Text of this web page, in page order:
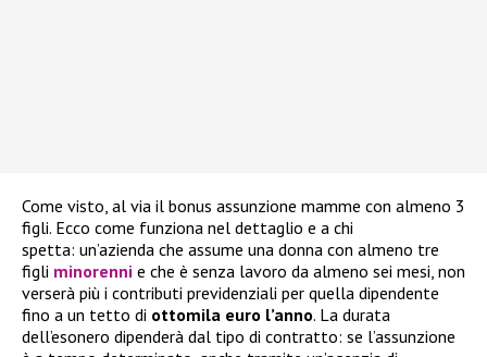
Come visto, al via il bonus assunzione mamme con almeno 3
figli. Ecco come funziona nel dettaglio e a chi
spetta: un’azienda che assume una donna con almeno tre
figli minorenni e che è senza lavoro da almeno sei mesi, non
verserà più i contributi previdenziali per quella dipendente
fino a un tetto di ottomila euro l’anno. La durata
dell’esonero dipenderà dal tipo di contratto: se l’assunzione